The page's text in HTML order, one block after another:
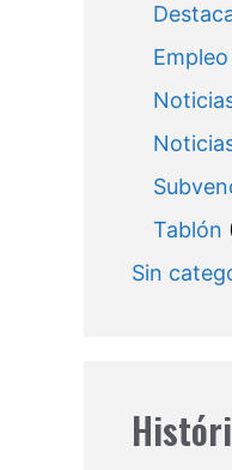
Empleo
Tablón
Sin